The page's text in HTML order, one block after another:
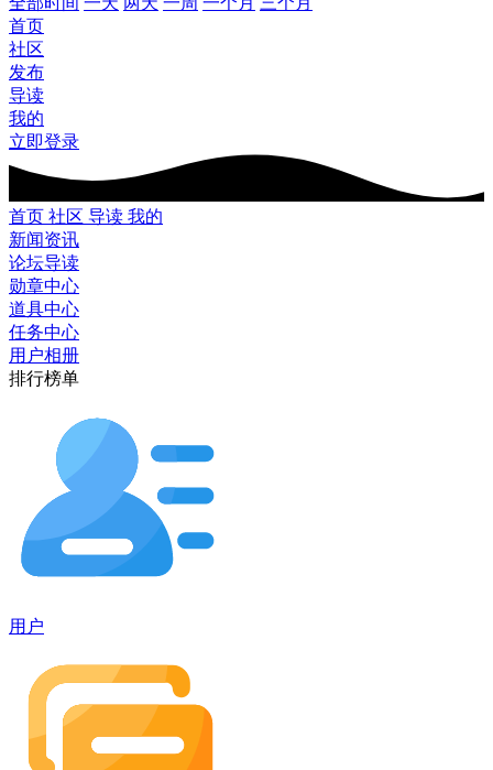
首页
社区
发布
导读
我的
立即登录
首页 社区 导读 我的
新闻资讯
论坛导读
勋章中心
道具中心
任务中心
用户相册
排行榜单
用户